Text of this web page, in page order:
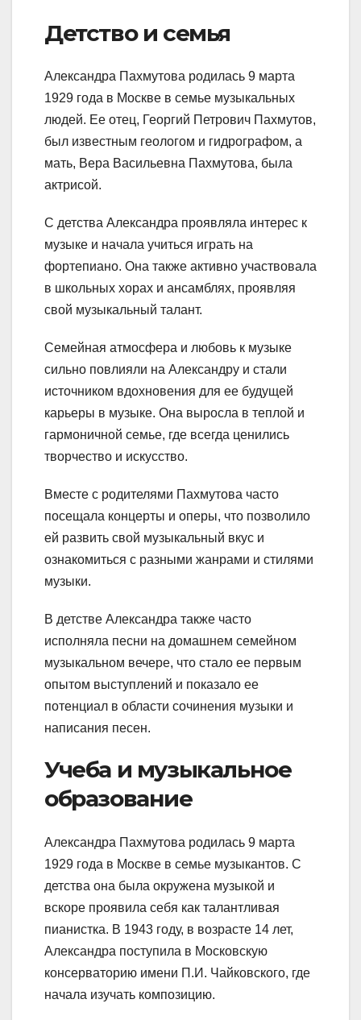
Детство и семья
Александра Пахмутова родилась 9 марта
1929 года в Москве в семье музыкальных
людей. Ее отец, Георгий Петрович Пахмутов,
был известным геологом и гидрографом, а
мать, Вера Васильевна Пахмутова, была
актрисой.
С детства Александра проявляла интерес к
музыке и начала учиться играть на
фортепиано. Она также активно участвовала
в школьных хорах и ансамблях, проявляя
свой музыкальный талант.
Семейная атмосфера и любовь к музыке
сильно повлияли на Александру и стали
источником вдохновения для ее будущей
карьеры в музыке. Она выросла в теплой и
гармоничной семье, где всегда ценились
творчество и искусство.
Вместе с родителями Пахмутова часто
посещала концерты и оперы, что позволило
ей развить свой музыкальный вкус и
ознакомиться с разными жанрами и стилями
музыки.
В детстве Александра также часто
исполняла песни на домашнем семейном
музыкальном вечере, что стало ее первым
опытом выступлений и показало ее
потенциал в области сочинения музыки и
написания песен.
Учеба и музыкальное
образование
Александра Пахмутова родилась 9 марта
1929 года в Москве в семье музыкантов. С
детства она была окружена музыкой и
вскоре проявила себя как талантливая
пианистка. В 1943 году, в возрасте 14 лет,
Александра поступила в Московскую
консерваторию имени П.И. Чайковского, где
начала изучать композицию.